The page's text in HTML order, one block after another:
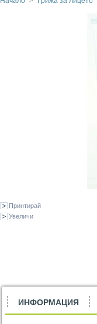
Принтирай
Увеличи
ИНФОРМАЦИЯ